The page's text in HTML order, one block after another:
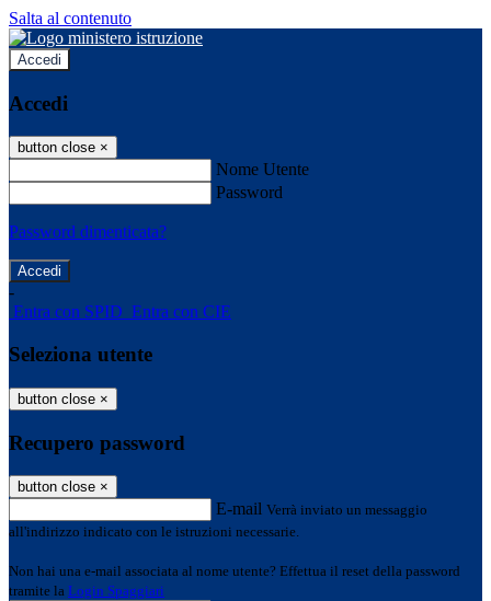
Salta al contenuto
Accedi
Accedi
button close ×
Nome Utente
Password
Password dimenticata?
-
Entra con SPID Entra con CIE
Seleziona utente
button close ×
Recupero password
button close ×
E-mail Verrà inviato un messaggio
all'indirizzo indicato con le istruzioni necessarie.
Non hai una e-mail associata al nome utente? Effettua il reset della password
tramite la Login Spaggiari